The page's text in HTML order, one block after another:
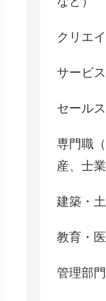
クリエ
サービ
セール
専門職
産、士業
建築・
教育・
管理部